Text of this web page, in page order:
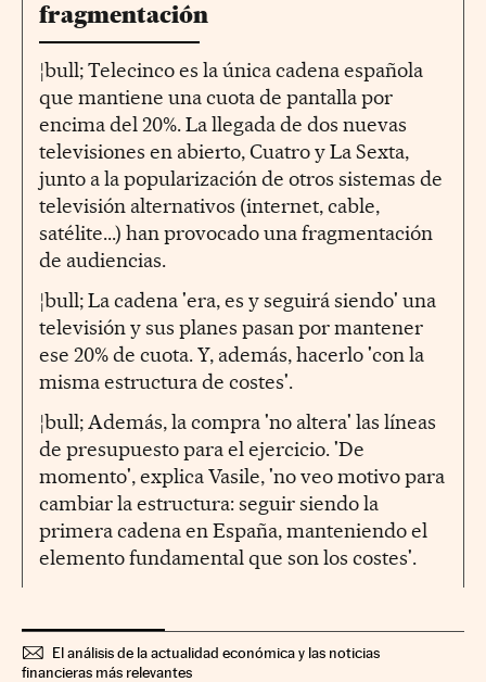
fragmentación
¦bull; Telecinco es la única cadena española
que mantiene una cuota de pantalla por
encima del 20%. La llegada de dos nuevas
televisiones en abierto, Cuatro y La Sexta,
junto a la popularización de otros sistemas de
televisión alternativos (internet, cable,
satélite...) han provocado una fragmentación
de audiencias.
¦bull; La cadena 'era, es y seguirá siendo' una
televisión y sus planes pasan por mantener
ese 20% de cuota. Y, además, hacerlo 'con la
misma estructura de costes'.
¦bull; Además, la compra 'no altera' las líneas
de presupuesto para el ejercicio. 'De
momento', explica Vasile, 'no veo motivo para
cambiar la estructura: seguir siendo la
primera cadena en España, manteniendo el
elemento fundamental que son los costes'.
El análisis de la actualidad económica y las noticias
financieras más relevantes